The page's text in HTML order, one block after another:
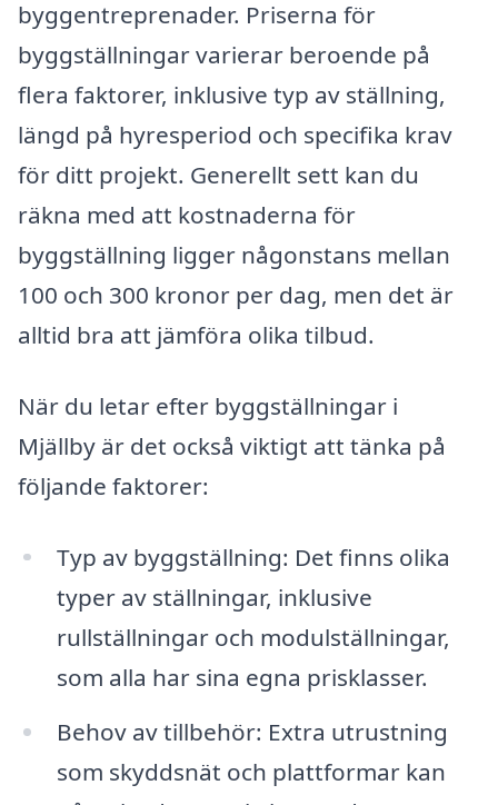
byggentreprenader. Priserna för
byggställningar varierar beroende på
flera faktorer, inklusive typ av ställning,
längd på hyresperiod och specifika krav
för ditt projekt. Generellt sett kan du
räkna med att kostnaderna för
byggställning ligger någonstans mellan
100 och 300 kronor per dag, men det är
alltid bra att jämföra olika tilbud.
När du letar efter byggställningar i
Mjällby är det också viktigt att tänka på
följande faktorer:
Typ av byggställning: Det finns olika
typer av ställningar, inklusive
rullställningar och modulställningar,
som alla har sina egna prisklasser.
Behov av tillbehör: Extra utrustning
som skyddsnät och plattformar kan